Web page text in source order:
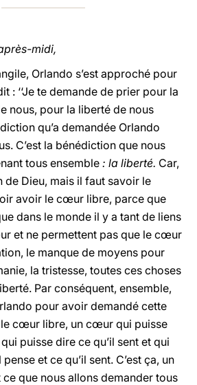
midi,
Orlando s’est approché pour
: ‘‘Je te demande de prier pour la
nous, pour la liberté de nous
qu’a demandée Orlando
C’est la bénédiction que nous
tous ensemble : la liberté. Car,
de Dieu, mais il faut savoir le
avoir le cœur libre, parce que
dans le monde il y a tant de liens
et ne permettent pas que le cœur
le manque de moyens pour
la tristesse, toutes ces choses
Par conséquent, ensemble,
pour avoir demandé cette
cœur libre, un cœur qui puisse
puisse dire ce qu’il sent et qui
et ce qu’il sent. C’est ça, un
que nous allons demander tous